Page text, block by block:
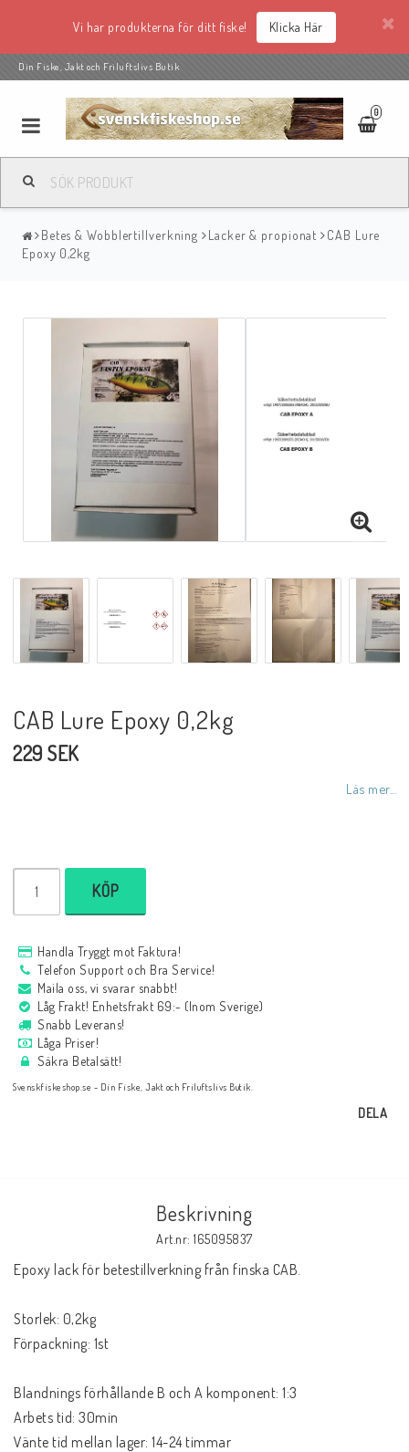
Vi har produkterna för ditt fiske! Klicka Här
Din Fiske, Jakt och Friluftslivs Butik
0
Betes & Wobblertillverkning Lacker & propionat
CAB Lure
Epoxy 0,2kg
CAB Lure Epoxy 0,2kg
229 SEK
Läs mer...
KÖP
Handla Tryggt mot Faktura!
Telefon Support och Bra Service!
Maila oss, vi svarar snabbt!
Låg Frakt! Enhetsfrakt 69:- (Inom Sverige)
Snabb Leverans!
Låga Priser!
Säkra Betalsätt!
Svenskfiskeshop.se - Din Fiske, Jakt och Friluftslivs Butik.
DELA
Beskrivning
Art.nr: 165095837
Epoxy lack för betestillverkning från finska CAB.
Storlek: 0,2kg
Förpackning: 1st
Blandnings förhållande B och A komponent: 1:3
Arbets tid: 30min
Vänte tid mellan lager: 14-24 timmar